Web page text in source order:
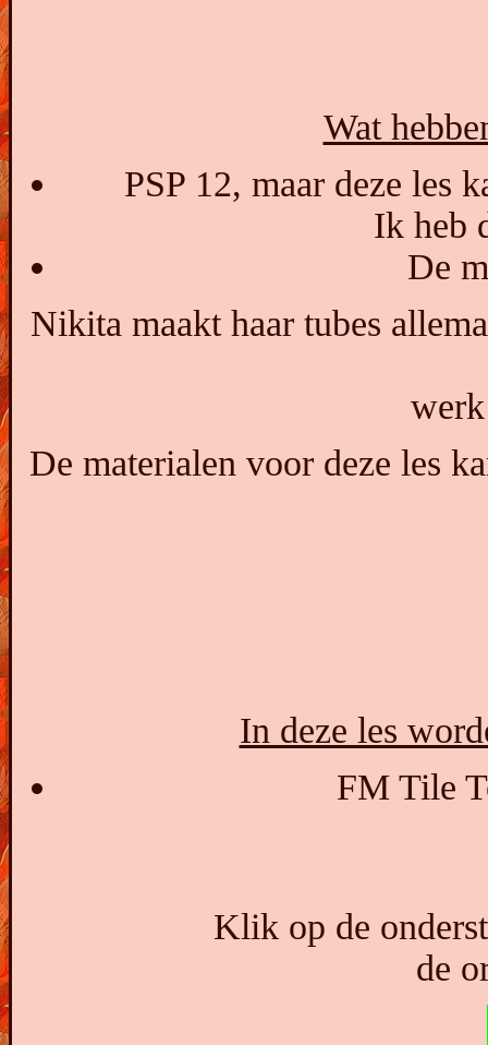
Wat
PSP 12, maar deze les
Ik heb
De
Nikita maakt haar tubes
De materialen voor deze les
In deze les
FM Tile
Klik op de
de